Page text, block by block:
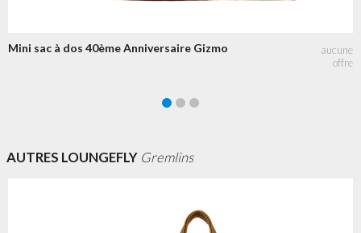
Mini sac à dos 40ème Anniversaire Gizmo
AUTRES LOUNGEFLY Gremlins